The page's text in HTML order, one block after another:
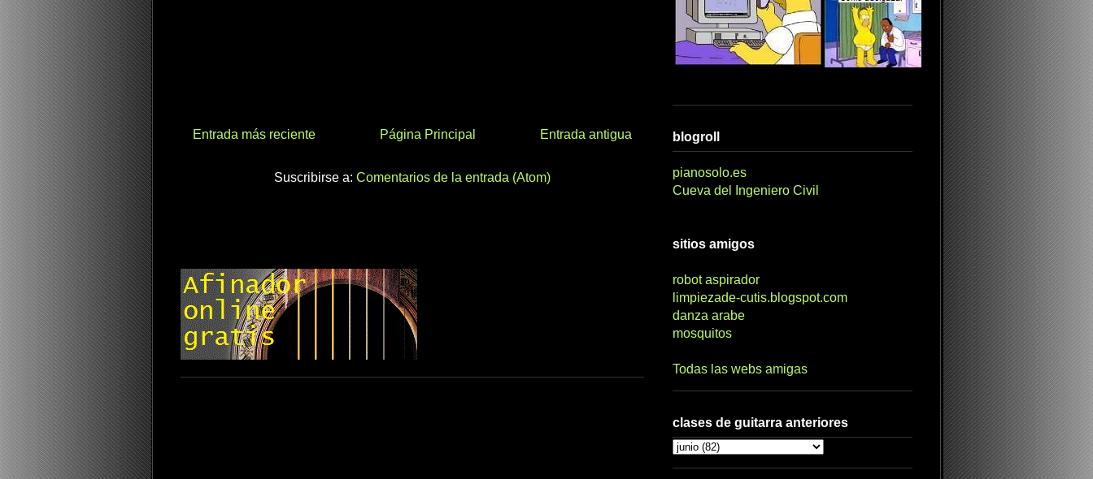
Entrada más reciente Entrada antigua
Página Principal
Suscribirse a: Comentarios de la entrada (Atom)
blogroll
pianosolo.es
Cueva del Ingeniero Civil
sitios amigos
robot aspirador
limpiezade-cutis.blogspot.com
danza arabe
mosquitos
Todas las webs amigas
clases de guitarra anteriores